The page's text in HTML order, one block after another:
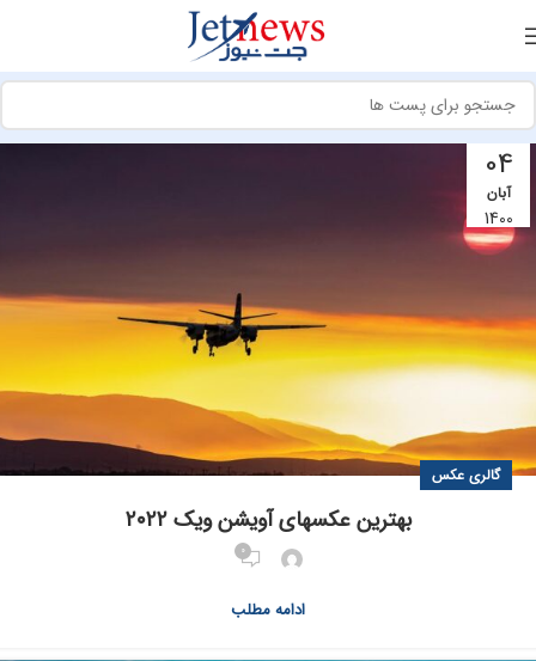
04
آبان
1400
گالری عکس
بهترین عکسهای آویشن ویک ۲۰۲۲
0
ادامه مطلب